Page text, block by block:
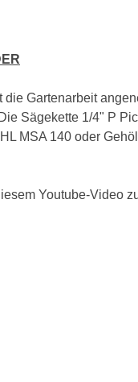
Gartenarbeit
Sägekette 1/4" P
MSA 140 oder
Youtube-Video